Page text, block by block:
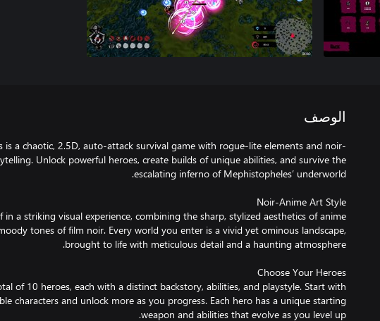
الوصف
is a chaotic, 2.5D, auto-attack survival game with rogue-lite elements and noir-
Unlock powerful heroes, create builds of unique abilities, and survive the
in a striking visual experience, combining the sharp, stylized aesthetics of anime
tones of film noir. Every world you enter is a vivid yet ominous landscape,
of 10 heroes, each with a distinct backstory, abilities, and playstyle. Start with
characters and unlock more as you progress. Each hero has a unique starting